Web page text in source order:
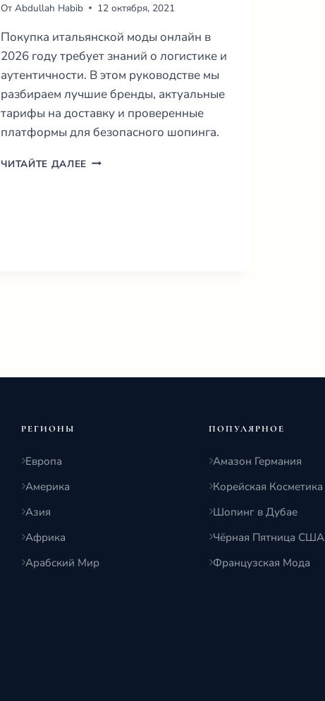
От Abdullah Habib 12 октября, 2021
Покупка итальянской моды онлайн в
2026 году требует знаний о логистике и
аутентичности. В этом руководстве мы
разбираем лучшие бренды, актуальные
тарифы на доставку и проверенные
платформы для безопасного шопинга.
ЧИТАЙТЕ ДАЛЕЕ ИНТЕРНЕТ
РЕГИОНЫ
Европа
Америка
Азия
Африка
Арабский Мир
ПОПУЛЯРНОЕ
Амазон Германия
Корейская Косметика
Шопинг в Дубае
Чёрная Пятница США
Французская Мода